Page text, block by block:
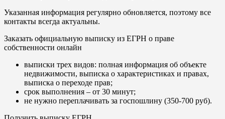
Указанная информация регулярно обновляется, поэтому все
контакты всегда актуальны.
Заказать официальную выписку из ЕГРН о праве
собственности онлайн
выписки трех видов: полная информация об объекте
недвижимости, выписка о характеристиках и правах,
выписка о переходе прав;
срок выполнения – от 30 минут;
не нужно переплачивать за госпошлину (350-700 руб).